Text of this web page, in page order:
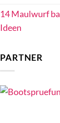
14 Maulwurf
Ideen
PARTNER